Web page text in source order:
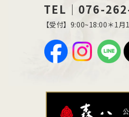
TEL｜076-
【受付】9:00~18:00＊1月